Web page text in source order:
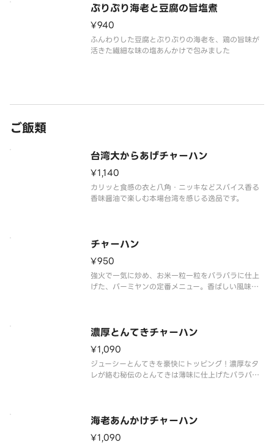
ぷりぷり海老と豆腐の旨塩煮
¥940
ふんわりした豆腐とぷりぷりの海老を、鶏の旨味が
活きた繊細な味の塩あんかけで包みました
ご飯類
台湾大からあげチャーハン
¥1,140
カリッと食感の衣と八角・ニッキなどスパイス香る
香味醤油で楽しむ本場台湾を感じる逸品です。
チャーハン
¥950
強火で一気に炒め、お米一粒一粒をパラパラに仕上
げた、バーミヤンの定番メニュー。香ばしい風味が
濃厚とんてきチャーハン
¥1,090
ジューシーとんてきを豪快にトッピング！濃厚なタ
レが絡む秘伝のとんてきは薄味に仕上げたパラパラ
海老あんかけチャーハン
¥1,090